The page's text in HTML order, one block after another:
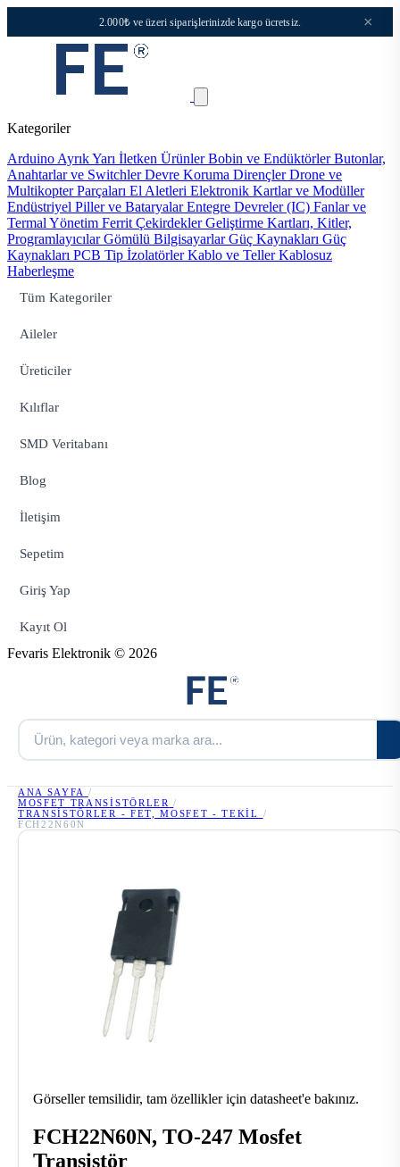
2.000₺ ve üzeri siparişlerinizde kargo ücretsiz. ×
Kategoriler
Arduino Ayrık Yarı İletken ÜrünlerBobin ve EndüktörlerButonlar,
Anahtarlar ve SwitchlerDevre Koruma DirençlerDrone ve
Multikopter Parçaları El Aletleri Elektronik Kartlar ve Modüller
Endüstriyel Piller ve BataryalarEntegre Devreler (IC) Fanlar ve
Termal Yönetim Ferrit ÇekirdeklerGeliştirme Kartları, Kitler,
ProgramlayıcılarGömülü BilgisayarlarGüç Kaynakları Güç
Kaynakları PCB Tip İzolatörlerKablo ve TellerKablosuz
Haberleşme
Tüm Kategoriler
Aileler
Üreticiler
Kılıflar
SMD Veritabanı
Blog
İletişim
Sepetim
Giriş Yap
Kayıt Ol
Fevaris Elektronik © 2026
ANA SAYFA /
MOSFET TRANSISTÖRLER
/
TRANSISTÖRLER - FET, MOSFET - TEKIL
/
FCH22N60N
Görseller temsilidir, tam özellikler için datasheet'e bakınız.
FCH22N60N, TO-247 Mosfet
Transistör